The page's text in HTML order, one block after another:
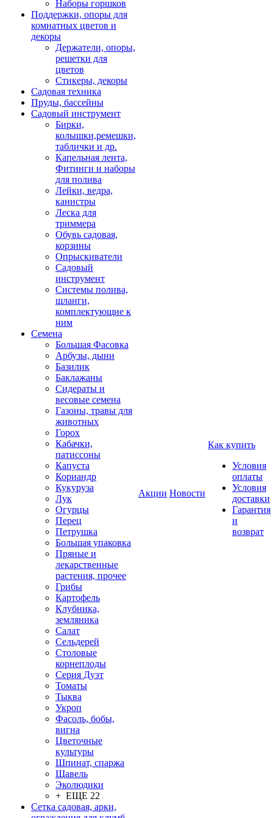
Наборы горшков
Поддержки, опоры для
комнатных цветов и
декоры
Держатели, опоры,
решетки для
цветов
Стикеры, декоры
Садовая техника
Пруды, бассейны
Садовый инструмент
Бирки,
колышки,ремешки,
таблички и др.
Капельная лента,
Фитинги и наборы
для полива
Лейки, ведра,
канистры
Леска для
триммера
Обувь садовая,
корзины
Опрыскиватели
Садовый
инструмент
Системы полива,
шланги,
комплектующие к
ним
Семена
Большая Фасовка
Арбузы, дыни
Базилик
Баклажаны
Сидераты и
весовые семена
Газоны, травы для
животных
Горох
Кабачки,
патиссоны
Капуста
Кориандр
Кукуруза
Лук
Огурцы
Перец
Петрушка
Большая упаковка
Пряные и
лекарственные
растения, прочее
Грибы
Картофель
Клубника,
земляника
Салат
Сельдерей
Столовые
корнеплоды
Серия Дуэт
Томаты
Тыква
Укроп
Фасоль, бобы,
вигна
Цветочные
культуры
Шпинат, спаржа
Щавель
Эколюдики
+ ЕЩЕ 22
Сетка садовая, арки,
Акции Новости
Как купить
Условия
оплаты
Условия
доставки
Гарантия
и
возврат